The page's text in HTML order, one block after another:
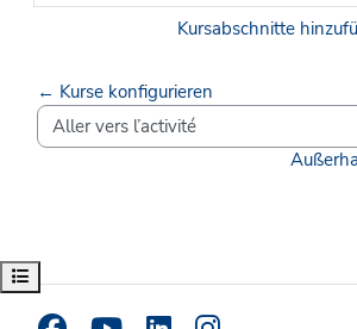
Ouvrir l’index du cours
Kursabschnitte
← Kurse konfigurieren
Aller vers l’activité